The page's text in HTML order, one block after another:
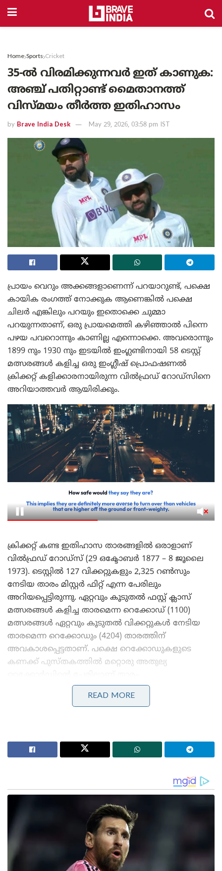
Home Sports Cricket
35-ൽ വിരമിക്കുന്നവർ ഇത് കാണുക:
അഞ്ച് പതിറ്റാണ്ട് മൈതാനത്ത്
വിസ്മയം തീർത്ത ഇതിഹാസം
by Brave India Desk May 29, 2026, 03:58 pm IST
പ്രായം വെറും അക്കങ്ങളാണെന്ന് പറയാറുണ്ട്, പക്ഷെ
കായിക രംഗത്ത് നോക്കുക ആണെങ്കിൽ പക്ഷെ
ചിലർ എങ്കിലും പറയും ഇതൊക്കെ ചുമ്മാ
പറയുന്നതാണ്, ഒരു പ്രായമെത്തി കഴിഞ്ഞാൽ പിന്നെ
പഴയ പവറൊന്നും കാണില്ല എന്നൊക്കെ. അവരൊന്നും
1899 നും 1930 നും ഇടയിൽ ഇംഗ്ലണ്ടിനായി 58 ടെസ്റ്റ്
മത്സരങ്ങൾ കളിച്ച ഒരു ഇംഗ്ലീഷ് പ്രൊഫഷണൽ
ക്രിക്കറ്റ് കളിക്കാരനായിരുന്ന വിൽഫ്രഡ് റോഡ്‌സിനെ
അറിയാത്തവർ ആയിരിക്കും.
ക്രിക്കറ്റ് കണ്ട ഇതിഹാസ താരങ്ങളിൽ ഒരാളാണ്
വിൽഫ്രഡ് റോഡ്‌സ് (29 ഒക്ടോബർ 1877 – 8 ജൂലൈ
1973). ടെസ്റ്റിൽ 127 വിക്കറ്റുകളും 2,325 റൺസും
നേടിയ താരം മിസ്റ്റർ ഫിറ്റ് എന്ന പേരിലും
അറിയപ്പെട്ടിരുന്നു. ഏറ്റവും കൂടുതൽ ഫസ്റ്റ് ക്ലാസ്
മത്സരങ്ങൾ കളിച്ച താരമെന്ന റെക്കോഡ് (1100)
മത്സരങ്ങൾ ഏറ്റവും കൂടുതൽ വിക്കറ്റുകൾ നേടിയ
താരമെന്ന റെക്കോഡും (4204) താരത്തിന്
അവകാശപ്പെട്ടതാണ്. പക്ഷെ റെക്കോഡുകളുടെ
കണക്ക് പുസ്തകത്തിൽ മറ്റൊരു അതുല്യ
പ്രശസ്തനാകുന്നത്.
കോമൺവെൽത്ത് ഗെയിംസ് പതാക ഏറ്റുവാങ്ങി
ഗുജറാത്ത് മുഖ്യമന്ത്രി; 2030ൽ അഹമ്മദാബാദ്
വേദിയാകും
പ്രിയക്കും സാക്ഷിക്കും അരുന്ധതിക്കും സ്വർണം;
ലവ്‌ലിനയ്ക്ക് വെള്ളി
തന്റെ അമ്പത്തിരണ്ടാം വയസ് വരെ താരം
ഇംഗ്ലണ്ടിനായി ടെസ്റ്റ് കളിച്ചു . അതായത് ടെസ്റ്റ് ക്രിക്കറ്റ്
ചരിത്രത്തിൽ ഏറ്റവും കൂടുതൽ കാലം തുടർന്ന
താരമെന്ന റെക്കോർഡും വിൽഫ്രഡിന് ഉള്ളതാണ്.
READ MORE